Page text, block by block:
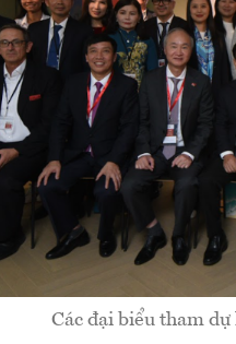
Các đại biểu tham